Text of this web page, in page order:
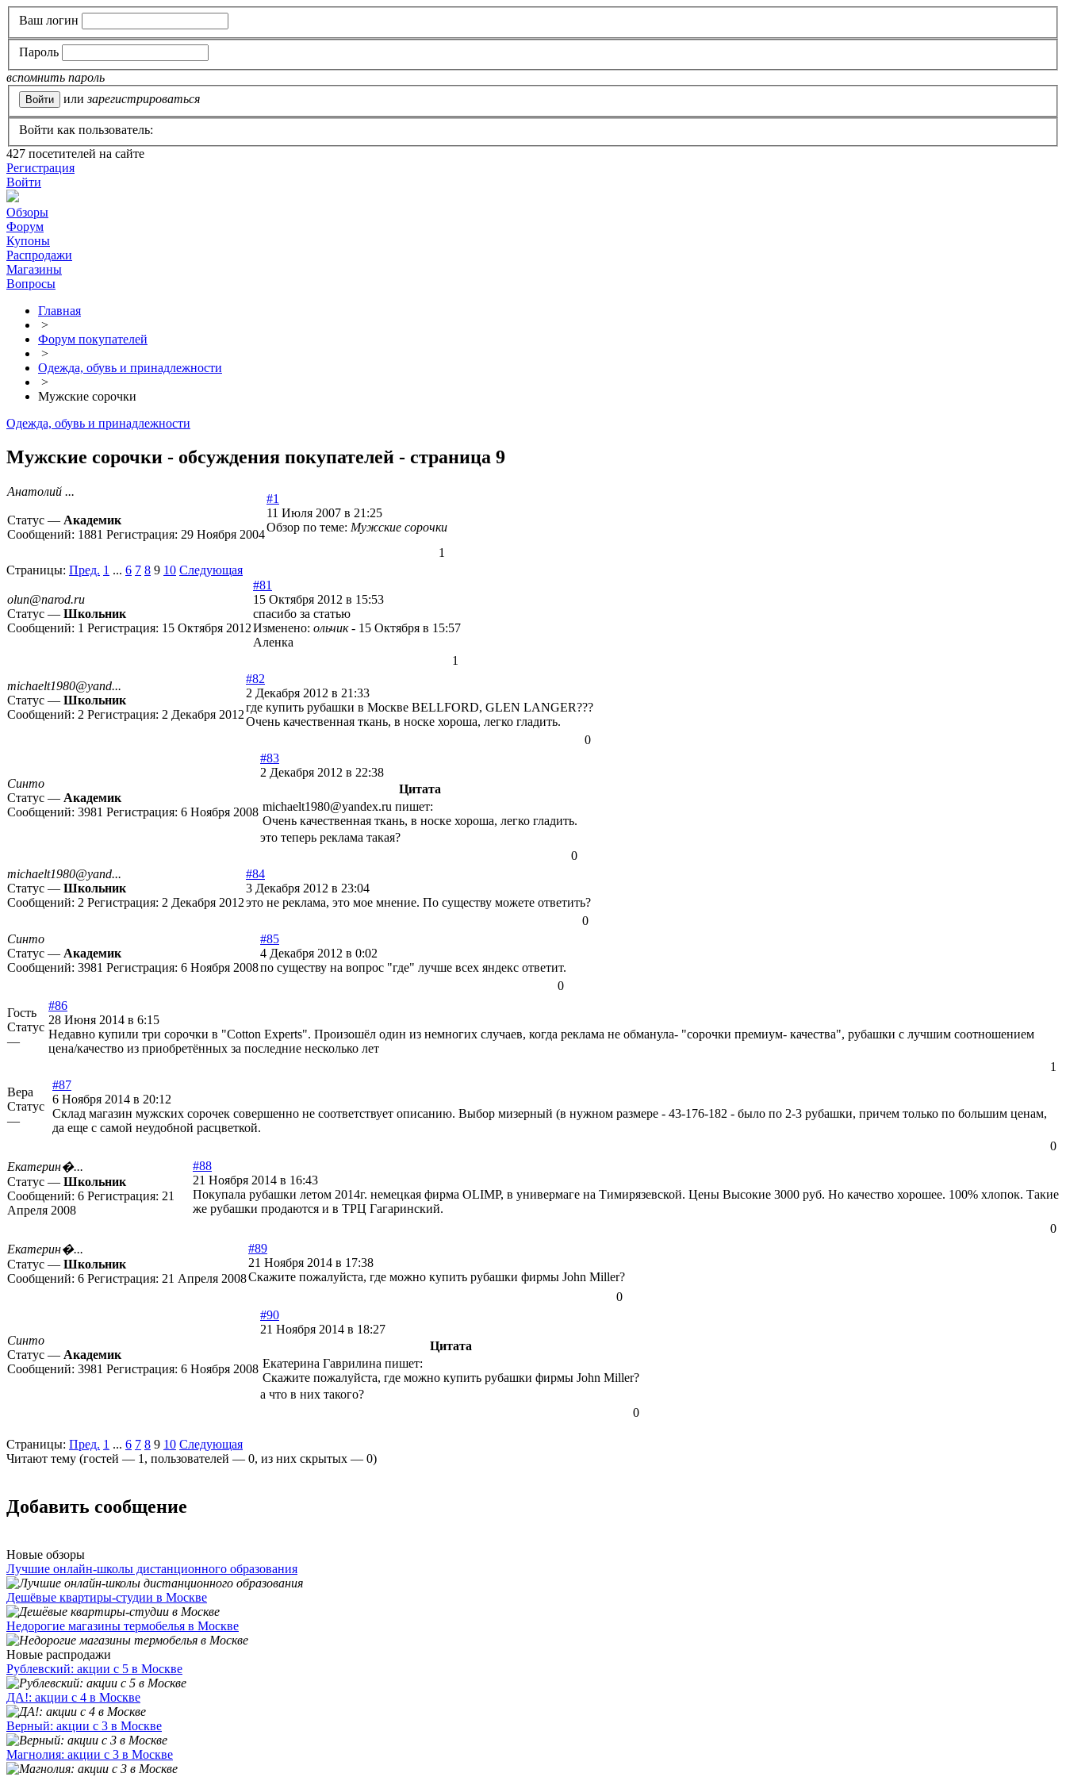
Ваш логин
Пароль
вспомнить пароль
или зарегистрироваться
Войти как пользователь:
427 посетителей на сайте
Регистрация
Войти
Обзоры
Форум
Купоны
Распродажи
Магазины
Вопросы
Главная
>
Форум покупателей
>
Одежда, обувь и принадлежности
>
Мужские сорочки
Одежда, обувь и принадлежности
Мужские сорочки - обсуждения покупателей - страница 9
Анатолий ...
Статус — Академик
Сообщений: 1881 Регистрация: 29 Ноября 2004
#1
11 Июля 2007 в 21:25
Обзор по теме: Мужские сорочки
1
Страницы: Пред. 1 ... 6 7 8 9 10 Следующая
olun@narod.ru
Статус — Школьник
Сообщений: 1 Регистрация: 15 Октября 2012
#81
15 Октября 2012 в 15:53
спасибо за статью
Изменено: ольчик - 15 Октября в 15:57
Аленка
1
michaelt1980@yand...
Статус — Школьник
Сообщений: 2 Регистрация: 2 Декабря 2012
#82
2 Декабря 2012 в 21:33
где купить рубашки в Москве BELLFORD, GLEN LANGER???
Очень качественная ткань, в носке хороша, легко гладить.
0
Синто
Статус — Академик
Сообщений: 3981 Регистрация: 6 Ноября 2008
#83
2 Декабря 2012 в 22:38
Цитата
michaelt1980@yandex.ru пишет:
Очень качественная ткань, в носке хороша, легко гладить.
это теперь реклама такая?
0
michaelt1980@yand...
Статус — Школьник
Сообщений: 2 Регистрация: 2 Декабря 2012
#84
3 Декабря 2012 в 23:04
это не реклама, это мое мнение. По существу можете ответить?
0
Синто
Статус — Академик
Сообщений: 3981 Регистрация: 6 Ноября 2008
#85
4 Декабря 2012 в 0:02
по существу на вопрос "где" лучше всех яндекс ответит.
0
Гость
Статус
—
#86
28 Июня 2014 в 6:15
Недавно купили три сорочки в "Cotton Experts". Произошёл один из немногих случаев, когда реклама не обманула- "сорочки премиум- качества", рубашки с лучшим соотношением
цена/качество из приобретённых за последние несколько лет
1
Вера
Статус
—
#87
6 Ноября 2014 в 20:12
Склад магазин мужских сорочек совершенно не соответствует описанию. Выбор мизерный (в нужном размере - 43-176-182 - было по 2-3 рубашки, причем только по большим ценам,
да еще с самой неудобной расцветкой.
0
Екатерин�...
Статус — Школьник
Сообщений: 6 Регистрация: 21
Апреля 2008
#88
21 Ноября 2014 в 16:43
Покупала рубашки летом 2014г. немецкая фирма OLIMP, в универмаге на Тимирязевской. Цены Высокие 3000 руб. Но качество хорошее. 100% хлопок. Такие
же рубашки продаются и в ТРЦ Гагаринский.
0
Екатерин�...
Статус — Школьник
Сообщений: 6 Регистрация: 21 Апреля 2008
#89
21 Ноября 2014 в 17:38
Скажите пожалуйста, где можно купить рубашки фирмы John Miller?
0
Синто
Статус — Академик
Сообщений: 3981 Регистрация: 6 Ноября 2008
#90
21 Ноября 2014 в 18:27
Цитата
Екатерина Гаврилина пишет:
Скажите пожалуйста, где можно купить рубашки фирмы John Miller?
а что в них такого?
0
Страницы: Пред. 1 ... 6 7 8 9 10 Следующая
Читают тему (гостей — 1 , пользователей — 0, из них скрытых — 0)
Добавить сообщение
Новые обзоры
Лучшие онлайн-школы дистанционного образования
Дешёвые квартиры-студии в Москве
Недорогие магазины термобелья в Москве
Новые распродажи
Рублевский: акции с 5 в Москве
ДА!: акции с 4 в Москве
Верный: акции с 3 в Москве
Магнолия: акции с 3 в Москве